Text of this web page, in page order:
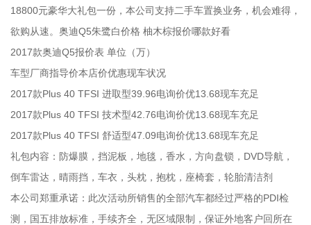
18800元豪华大礼包一份，本公司支持二手车置换业务，机会难得，
欲购从速。奥迪Q5朱鹭白价格 柚木棕报价哪款好看
2017款奥迪Q5报价表 单位（万）
车型厂商指导价本店价优惠现车状况
2017款Plus 40 TFSI 进取型39.96电询价优13.68现车充足
2017款Plus 40 TFSI 技术型42.76电询价优13.68现车充足
2017款Plus 40 TFSI 舒适型47.09电询价优13.68现车充足
礼包内容：防爆膜，挡泥板，地毯，香水，方向盘锁，DVD导航，
倒车雷达，晴雨挡，车衣，头枕，抱枕，座椅套，轮胎清洁剂
本公司郑重承诺：此次活动所销售的全部汽车都经过严格的PDI检
测，国五排放标准，手续齐全，无区域限制，保证外地客户回所在